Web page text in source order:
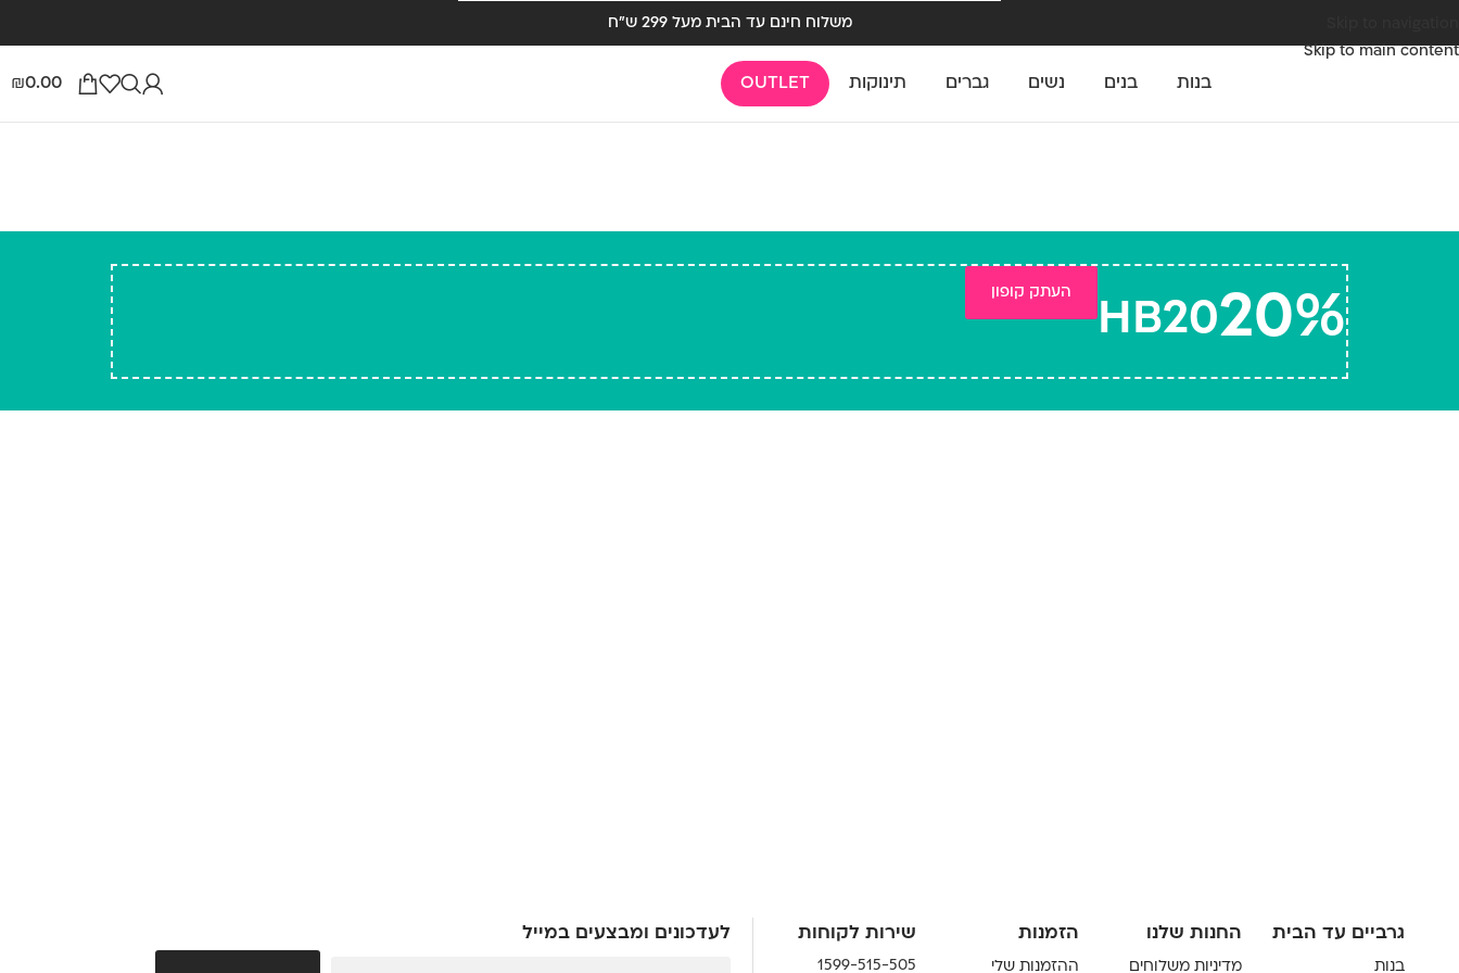
Skip to main content
משלוח חינם עד הבית מעל 299 ש"ח
בנות בנים נשים גברים תינוקות OUTLET
0.00
₪
20%
HB20
העתק קופון
גרביים עד הבית
בנות
החנות שלנו
מדיניות משלוחים
הזמנות
ההזמנות שלי
שירות לקוחות
1599-515-505
לעדכונים ומבצעים במייל